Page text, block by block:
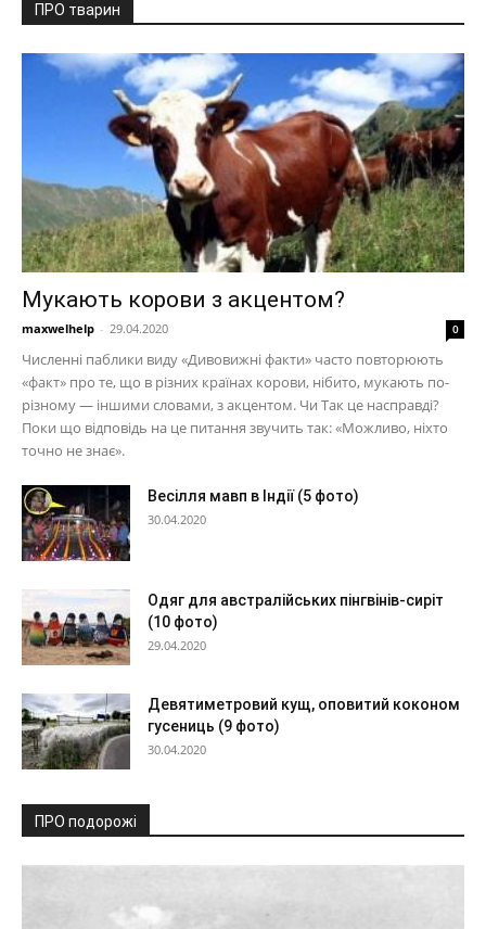
ПРО тварин
Мукають корови з акцентом?
maxwelhelp - 29.04.2020 0
Численні паблики виду «Дивовижні факти» часто повторюють
«факт» про те, що в різних країнах корови, нібито, мукають по-
різному — іншими словами, з акцентом. Чи Так це насправді?
Поки що відповідь на це питання звучить так: «Можливо, ніхто
точно не знає».
Весілля мавп в Індії (5 фото)
30.04.2020
Одяг для австралійських пінгвінів-сиріт
(10 фото)
29.04.2020
Девятиметровий кущ, оповитий коконом
гусениць (9 фото)
30.04.2020
ПРО подорожі